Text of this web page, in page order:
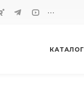
...
КАТАЛОГ